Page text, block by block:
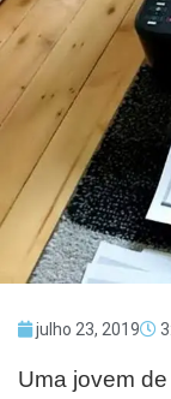
julho 23, 2019
Uma jovem